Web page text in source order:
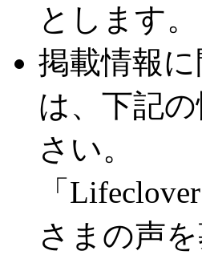
とします。
掲載情報
は、下記
さい。
「
さまの声